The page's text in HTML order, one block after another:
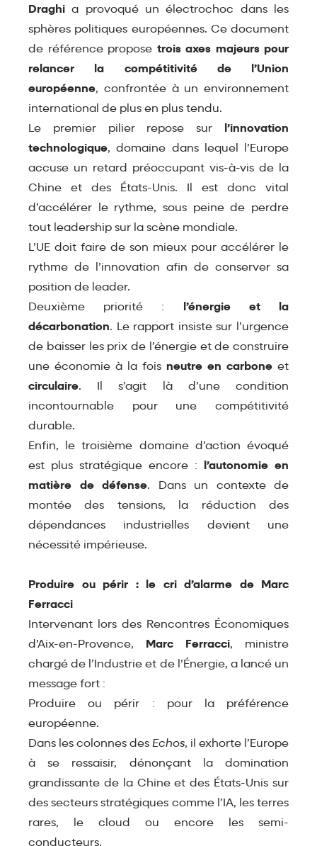
Draghi a provoqué un électrochoc dans les
sphères politiques européennes. Ce document
de référence propose trois axes majeurs pour
relancer la compétitivité de l’Union
européenne, confrontée à un environnement
international de plus en plus tendu.
Le premier pilier repose sur l’innovation
technologique, domaine dans lequel l’Europe
accuse un retard préoccupant vis-à-vis de la
Chine et des États-Unis. Il est donc vital
d’accélérer le rythme, sous peine de perdre
tout leadership sur la scène mondiale.
L’UE doit faire de son mieux pour accélérer le
rythme de l’innovation afin de conserver sa
position de leader.
Deuxième priorité : l’énergie et la
décarbonation. Le rapport insiste sur l’urgence
de baisser les prix de l’énergie et de construire
une économie à la fois neutre en carbone et
circulaire. Il s’agit là d’une condition
incontournable pour une compétitivité
durable.
Enfin, le troisième domaine d’action évoqué
est plus stratégique encore : l’autonomie en
matière de défense. Dans un contexte de
montée des tensions, la réduction des
dépendances industrielles devient une
nécessité impérieuse.
Produire ou périr : le cri d’alarme de Marc
Ferracci
Intervenant lors des Rencontres Économiques
d’Aix-en-Provence, Marc Ferracci, ministre
chargé de l’Industrie et de l’Énergie, a lancé un
message fort :
Produire ou périr : pour la préférence
européenne.
Dans les colonnes des Echos, il exhorte l’Europe
à se ressaisir, dénonçant la domination
grandissante de la Chine et des États-Unis sur
des secteurs stratégiques comme l’IA, les terres
rares, le cloud ou encore les semi-
conducteurs.